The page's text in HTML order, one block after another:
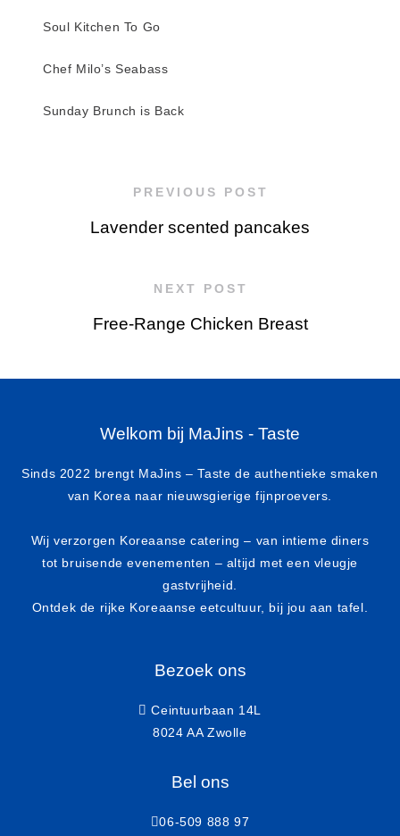
Soul Kitchen To Go
Chef Milo’s Seabass
Sunday Brunch is Back
PREVIOUS POST
Lavender scented pancakes
NEXT POST
Free-Range Chicken Breast
Welkom bij MaJins - Taste
Sinds 2022 brengt MaJins – Taste de authentieke smaken
van Korea naar nieuwsgierige fijnproevers.
Wij verzorgen Koreaanse catering – van intieme diners
tot bruisende evenementen – altijd met een vleugje
gastvrijheid.
Ontdek de rijke Koreaanse eetcultuur, bij jou aan tafel.
Bezoek ons
Ceintuurbaan 14L
8024 AA Zwolle
Bel ons
06-509 888 97